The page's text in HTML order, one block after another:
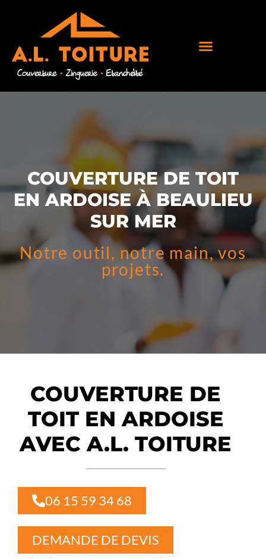
COUVERTURE DE TOIT
EN ARDOISE À BEAULIEU
SUR MER
Notre outil, notre main, vos
projets.
COUVERTURE DE
TOIT EN ARDOISE
AVEC A.L. TOITURE
06 15 59 34 68
DEMANDE DE DEVIS